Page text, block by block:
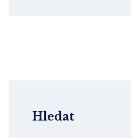
Hledat